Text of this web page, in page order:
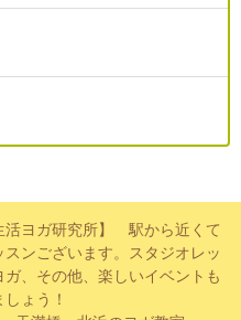
活ヨガ研究所】 駅から近くて
ンございます。スタジオレッ
、その他、楽しいイベントも
ょう！